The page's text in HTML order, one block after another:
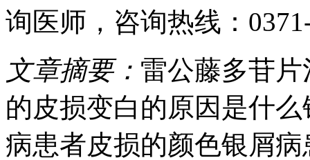
询医师 ，咨询热线：
文章摘要： 雷公藤多苷
的皮损变白的原因是什
病患者皮损的颜色银屑